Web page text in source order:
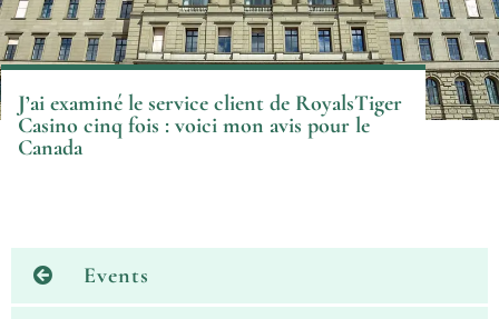
J’ai examiné le service client de RoyalsTiger
Casino cinq fois : voici mon avis pour le
Canada
Events